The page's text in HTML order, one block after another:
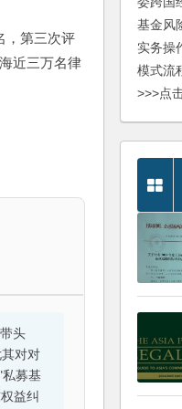
，第三次评
近三万名律
头
对对
募基
益纠
基金风
实务操
模式流
>>>点